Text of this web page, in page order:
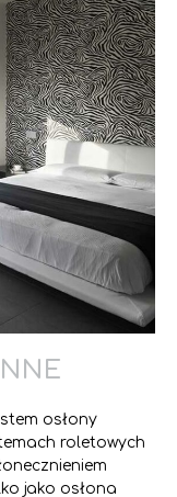
osłony
roletowych
jako osłona